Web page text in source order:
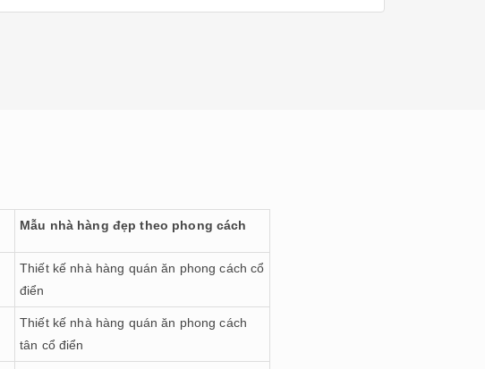
Mẫu nhà hàng đẹp theo phong cách
Thiết kế nhà hàng quán ăn phong cách cổ
điển
Thiết kế nhà hàng quán ăn phong cách
tân cổ điển